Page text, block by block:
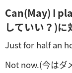
Can(May) I
していい？)に
Just for half an
Not now.(今はダ